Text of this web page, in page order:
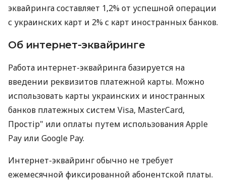
эквайринга составляет 1,2% от успешной операции
с украинских карт и 2% с карт иностранных банков.
Об интернет-эквайринге
Работа интернет-эквайринга базируется на
введении реквизитов платежной карты. Можно
использовать карты украинских и иностранных
банков платежных систем Visa, MasterCard,
Простір" или оплаты путем использования Apple
Pay или Google Pay.
Интернет-эквайринг обычно не требует
ежемесячной фиксированной абонентской платы.